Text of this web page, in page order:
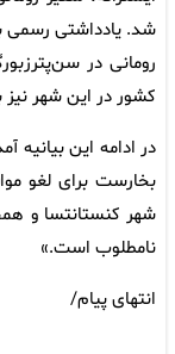
شد. یادداشتی رسمی
رومانی در
کشور در این شهر
در ادامه این
بخارست برای لغو
شهر کنستانتسا و
نامطلوب است.»
انتهای پیام/